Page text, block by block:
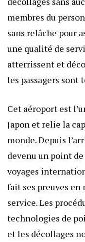
membres du
sans relâche pour
une qualité de
atterrissent et
les passagers sont
Cet aéroport est
Japon et relie la
monde. Depuis
devenu un point
voyages
fait ses preuves
service. Les
technologies de
et les décollages